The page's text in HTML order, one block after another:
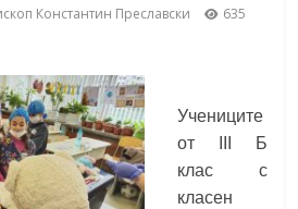
Erasmus+ Programme in
Константин Преславски
635
Учениците
от III Б
клас с
класен